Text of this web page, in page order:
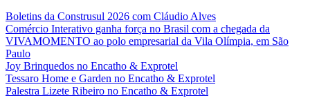
Boletins da Construsul 2026 com Cláudio Alves
Comércio Interativo ganha força no Brasil com a chegada da
VIVAMOMENTO ao polo empresarial da Vila Olímpia, em São
Paulo
Joy Brinquedos no Encatho & Exprotel
Tessaro Home e Garden no Encatho & Exprotel
Palestra Lizete Ribeiro no Encatho & Exprotel